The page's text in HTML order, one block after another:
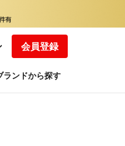
会員登録
ランドから探す